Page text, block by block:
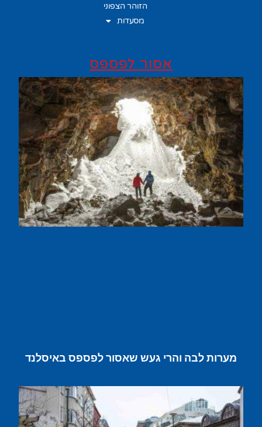
הזוהר הצפוני
מסעדות
אסור לפספס
מערות לבה והרי געש שאסור לפספס באיסלנד